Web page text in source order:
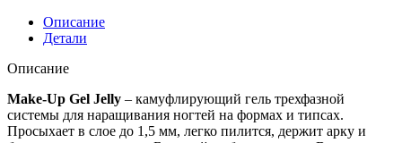
Описание
Детали
Описание
Make-Up Gel Jelly – камуфлирующий гель трехфазной
системы для наращивания ногтей на формах и типсах.
Просыхает в слое до 1,5 мм, легко пилится, держит арку и